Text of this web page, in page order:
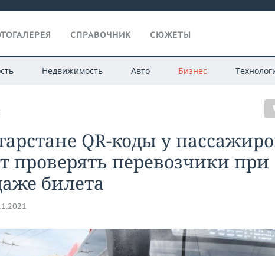
СПРАВОЧНИК СЮЖЕТЫ
Недвижимость Авто Бизнес
QR-коды у
проверять перевозчики при
билета